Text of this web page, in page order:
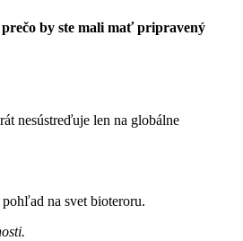
by ste mali mať pripravený
nesústreďuje len na globálne
na svet bioteroru.